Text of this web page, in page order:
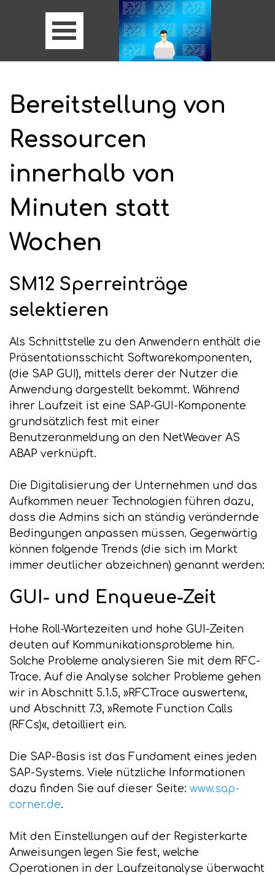
Bereitstellung von
Ressourcen
innerhalb von
Minuten statt
Wochen
SM12 Sperreinträge
selektieren
Als Schnittstelle zu den Anwendern enthält die
Präsentationsschicht Softwarekomponenten,
(die SAP GUI), mittels derer der Nutzer die
Anwendung dargestellt bekommt. Während
ihrer Laufzeit ist eine SAP-GUI-Komponente
grundsätzlich fest mit einer
Benutzeranmeldung an den NetWeaver AS
ABAP verknüpft.
Die Digitalisierung der Unternehmen und das
Aufkommen neuer Technologien führen dazu,
dass die Admins sich an ständig verändernde
Bedingungen anpassen müssen. Gegenwärtig
können folgende Trends (die sich im Markt
immer deutlicher abzeichnen) genannt werden:
GUI- und Enqueue-Zeit
Hohe Roll-Wartezeiten und hohe GUI-Zeiten
deuten auf Kommunikationsprobleme hin.
Solche Probleme analysieren Sie mit dem RFC-
Trace. Auf die Analyse solcher Probleme gehen
wir in Abschnitt 5.1.5, »RFCTrace auswerten«,
und Abschnitt 7.3, »Remote Function Calls
(RFCs)«, detailliert ein.
Die SAP-Basis ist das Fundament eines jeden
SAP-Systems. Viele nützliche Informationen
dazu finden Sie auf dieser Seite: www.sap-
corner.de.
Mit den Einstellungen auf der Registerkarte
Anweisungen legen Sie fest, welche
Operationen in der Laufzeitanalyse überwacht